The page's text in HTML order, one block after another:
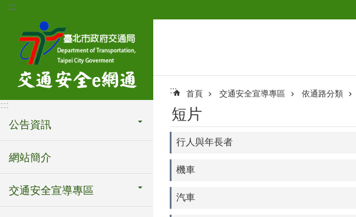
跳到主要內容區塊
:::
:::
公告資訊
網站簡介
交通安全宣導專區
::: 首頁 交通安全宣導專區 依通路分類
短片
行人與年長者
機車
汽車